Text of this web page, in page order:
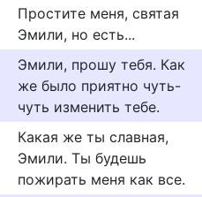
Простите меня, святая
Эмили, но есть...
Эмили, прошу тебя. Как
же было приятно чуть-
чуть изменить тебе.
Какая же ты славная,
Эмили. Ты будешь
пожирать меня как все.